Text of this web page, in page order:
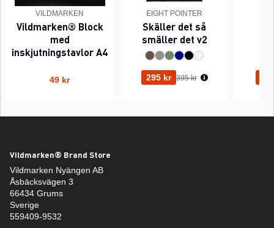
VILDMARKEN
Vildmarken® Block
med
inskjutningstavlor A4
49 kr
EIGHT POINTER
Skäller det så
smäller det v2
295 kr Ordinarie pris:
395 kr
Vildmarken® Brand Store
Vildmarken Nyängen AB
Åsbäcksvägen 3
66434 Grums
Sverige
559409-9532